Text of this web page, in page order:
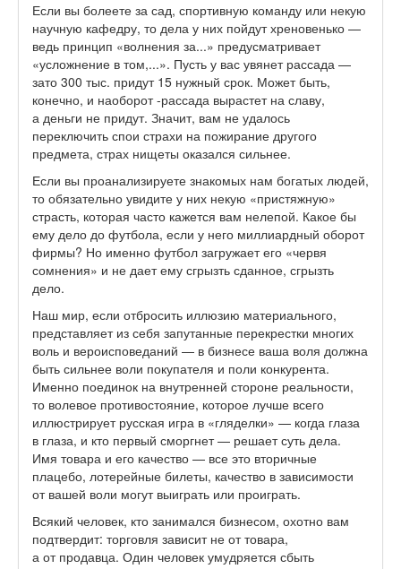
Если вы болеете за сад, спортивную команду или некую
научную кафедру, то дела у них пойдут хреновенько —
ведь принцип «волнения за...» предусматривает
«усложнение в том,...». Пусть у вас увянет рассада —
зато 300 тыс. придут 15 нужный срок. Может быть,
конечно, и наоборот -рассада вырастет на славу,
а деньги не придут. Значит, вам не удалось
переключить спои страхи на пожирание другого
предмета, страх нищеты оказался сильнее.
Если вы проанализируете знакомых нам богатых людей,
то обязательно увидите у них некую «пристяжную»
страсть, которая часто кажется вам нелепой. Какое бы
ему дело до футбола, если у него миллиардный оборот
фирмы? Но именно футбол загружает его «червя
сомнения» и не дает ему сгрызть сданное, сгрызть
дело.
Наш мир, если отбросить иллюзию материального,
представляет из себя запутанные перекрестки многих
воль и вероисповеданий — в бизнесе ваша воля должна
быть сильнее воли покупателя и поли конкурента.
Именно поединок на внутренней стороне реальности,
то волевое противостояние, которое лучше всего
иллюстрирует русская игра в «гляделки» — когда глаза
в глаза, и кто первый сморгнет — решает суть дела.
Имя товара и его качество — все это вторичные
плацебо, лотерейные билеты, качество в зависимости
от вашей воли могут выиграть или проиграть.
Всякий человек, кто занимался бизнесом, охотно вам
подтвердит: торговля зависит не от товара,
а от продавца. Один человек умудряется сбыть